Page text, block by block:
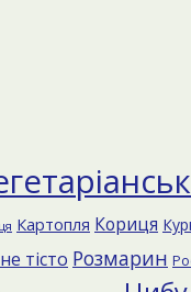
Картопля Кориця
тісто Розмарин